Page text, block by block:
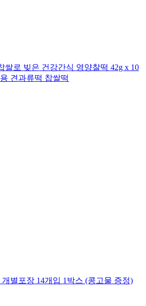
쌀로 빚은 건강간식 영양찰떡 42g x 10
견과류떡 찹쌀떡
별포장 14개입 1박스 (콩고물 증정)